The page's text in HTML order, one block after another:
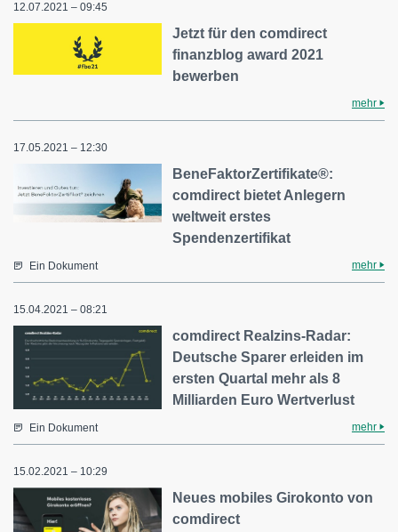
12.07.2021 – 09:45
Jetzt für den comdirect
finanzblog award 2021
bewerben
mehr
17.05.2021 – 12:30
BeneFaktorZertifikate®:
comdirect bietet Anlegern
weltweit erstes
Spendenzertifikat
Ein Dokument mehr
15.04.2021 – 08:21
comdirect Realzins-Radar:
Deutsche Sparer erleiden im
ersten Quartal mehr als 8
Milliarden Euro Wertverlust
Ein Dokument mehr
15.02.2021 – 10:29
Neues mobiles Girokonto von
comdirect